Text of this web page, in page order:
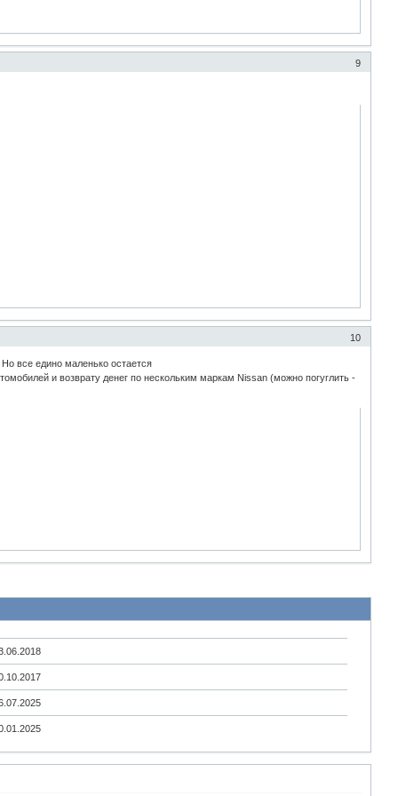
9
10
все едино маленько остается
и возврату денег по нескольким маркам Nissan (можно погуглить -